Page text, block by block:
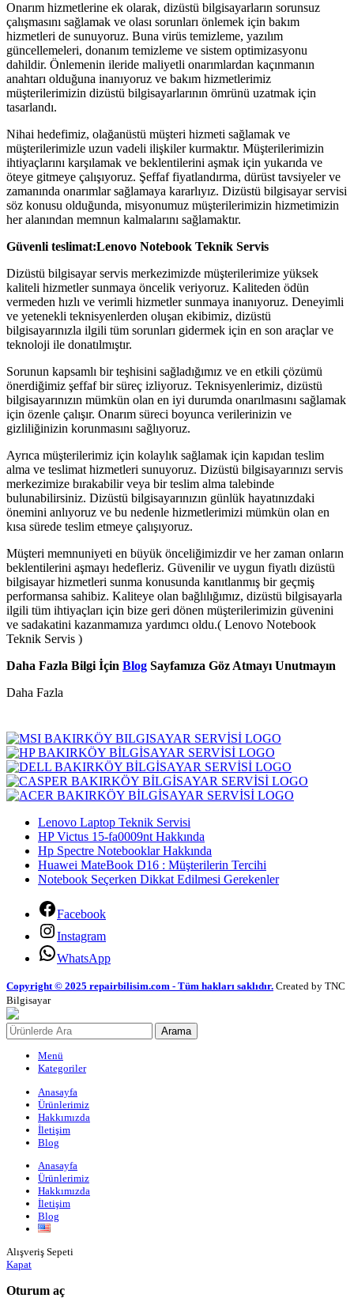
Onarım hizmetlerine ek olarak, dizüstü bilgisayarların sorunsuz
çalışmasını sağlamak ve olası sorunları önlemek için bakım
hizmetleri de sunuyoruz. Buna virüs temizleme, yazılım
güncellemeleri, donanım temizleme ve sistem optimizasyonu
dahildir. Önlemenin ileride maliyetli onarımlardan kaçınmanın
anahtarı olduğuna inanıyoruz ve bakım hizmetlerimiz
müşterilerimizin dizüstü bilgisayarlarının ömrünü uzatmak için
tasarlandı.
Nihai hedefimiz, olağanüstü müşteri hizmeti sağlamak ve
müşterilerimizle uzun vadeli ilişkiler kurmaktır. Müşterilerimizin
ihtiyaçlarını karşılamak ve beklentilerini aşmak için yukarıda ve
öteye gitmeye çalışıyoruz. Şeffaf fiyatlandırma, dürüst tavsiyeler ve
zamanında onarımlar sağlamaya kararlıyız. Dizüstü bilgisayar servisi
söz konusu olduğunda, misyonumuz müşterilerimizin hizmetimizin
her alanından memnun kalmalarını sağlamaktır.
Güvenli teslimat:Lenovo Notebook Teknik Servis
Dizüstü bilgisayar servis merkezimizde müşterilerimize yüksek
kaliteli hizmetler sunmaya öncelik veriyoruz. Kaliteden ödün
vermeden hızlı ve verimli hizmetler sunmaya inanıyoruz. Deneyimli
ve yetenekli teknisyenlerden oluşan ekibimiz, dizüstü
bilgisayarınızla ilgili tüm sorunları gidermek için en son araçlar ve
teknoloji ile donatılmıştır.
Sorunun kapsamlı bir teşhisini sağladığımız ve en etkili çözümü
önerdiğimiz şeffaf bir süreç izliyoruz. Teknisyenlerimiz, dizüstü
bilgisayarınızın mümkün olan en iyi durumda onarılmasını sağlamak
için özenle çalışır. Onarım süreci boyunca verilerinizin ve
gizliliğinizin korunmasını sağlıyoruz.
Ayrıca müşterilerimiz için kolaylık sağlamak için kapıdan teslim
alma ve teslimat hizmetleri sunuyoruz. Dizüstü bilgisayarınızı servis
merkezimize bırakabilir veya bir teslim alma talebinde
bulunabilirsiniz. Dizüstü bilgisayarınızın günlük hayatınızdaki
önemini anlıyoruz ve bu nedenle hizmetlerimizi mümkün olan en
kısa sürede teslim etmeye çalışıyoruz.
Müşteri memnuniyeti en büyük önceliğimizdir ve her zaman onların
beklentilerini aşmayı hedefleriz. Güvenilir ve uygun fiyatlı dizüstü
bilgisayar hizmetleri sunma konusunda kanıtlanmış bir geçmiş
performansa sahibiz. Kaliteye olan bağlılığımız, dizüstü bilgisayarla
ilgili tüm ihtiyaçları için bize geri dönen müşterilerimizin güvenini
ve sadakatini kazanmamıza yardımcı oldu.( Lenovo Notebook
Teknik Servis )
Daha Fazla Bilgi İçin Blog Sayfamıza Göz Atmayı Unutmayın
Daha Fazla
Lenovo Laptop Teknik Servisi
HP Victus 15-fa0009nt Hakkında
Hp Spectre Notebooklar Hakkında
Huawei MateBook D16 : Müşterilerin Tercihi
Notebook Seçerken Dikkat Edilmesi Gerekenler
Facebook
Instagram
WhatsApp
Copyright © 2025 repairbilisim.com - Tüm hakları saklıdır. Created by TNC
Bilgisayar
Arama
Menü
Kategoriler
Anasayfa
Ürünlerimiz
Hakkımızda
İletişim
Blog
Anasayfa
Ürünlerimiz
Hakkımızda
İletişim
Blog
Alışveriş Sepeti
Kapat
Oturum aç